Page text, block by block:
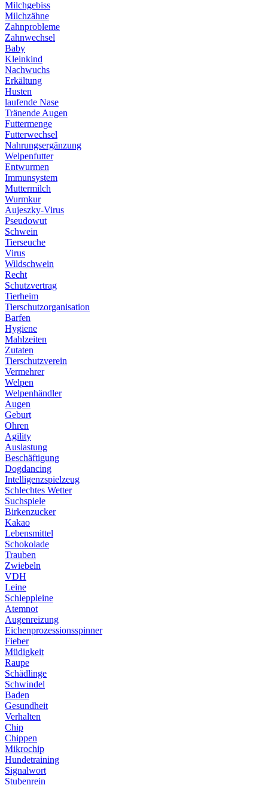
Milchgebiss
Milchzähne
Zahnprobleme
Zahnwechsel
Baby
Kleinkind
Nachwuchs
Erkältung
Husten
laufende Nase
Tränende Augen
Futtermenge
Futterwechsel
Nahrungsergänzung
Welpenfutter
Entwurmen
Immunsystem
Muttermilch
Wurmkur
Aujeszky-Virus
Pseudowut
Schwein
Tierseuche
Virus
Wildschwein
Recht
Schutzvertrag
Tierheim
Tierschutzorganisation
Barfen
Hygiene
Mahlzeiten
Zutaten
Tierschutzverein
Vermehrer
Welpen
Welpenhändler
Augen
Geburt
Ohren
Agility
Auslastung
Beschäftigung
Dogdancing
Intelligenzspielzeug
Schlechtes Wetter
Suchspiele
Birkenzucker
Kakao
Lebensmittel
Schokolade
Trauben
Zwiebeln
VDH
Leine
Schleppleine
Atemnot
Augenreizung
Eichenprozessionsspinner
Fieber
Müdigkeit
Raupe
Schädlinge
Schwindel
Baden
Gesundheit
Verhalten
Chip
Chippen
Mikrochip
Hundetraining
Signalwort
Stubenrein